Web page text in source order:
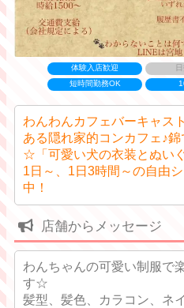
体験入店歓迎
短時間勤務OK
わんわんカフェバーキャス
ある隠れ家的コンカフェ♪
☆「可愛い犬の衣装とぬい
1日～、1日3時間～の自由
中！
店舗からメッセージ
わんちゃんの可愛い制服で
す☆
髪型、髪色、カラコン、ネ